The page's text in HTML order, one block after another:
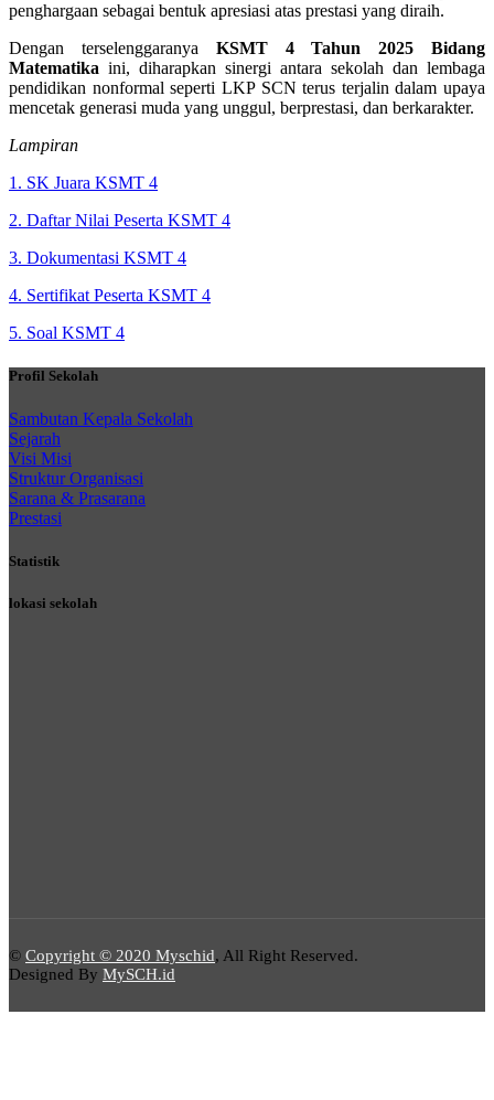
penghargaan sebagai bentuk apresiasi atas prestasi yang diraih.
Dengan terselenggaranya KSMT 4 Tahun 2025 Bidang
Matematika ini, diharapkan sinergi antara sekolah dan lembaga
pendidikan nonformal seperti LKP SCN terus terjalin dalam upaya
mencetak generasi muda yang unggul, berprestasi, dan berkarakter.
Lampiran
1. SK Juara KSMT 4
2. Daftar Nilai Peserta KSMT 4
3. Dokumentasi KSMT 4
4. Sertifikat Peserta KSMT 4
5. Soal KSMT 4
Profil Sekolah
Sambutan Kepala Sekolah
Sejarah
Visi Misi
Struktur Organisasi
Sarana & Prasarana
Prestasi
Statistik
lokasi sekolah
© Copyright © 2020 Myschid, All Right Reserved.
Designed By MySCH.id